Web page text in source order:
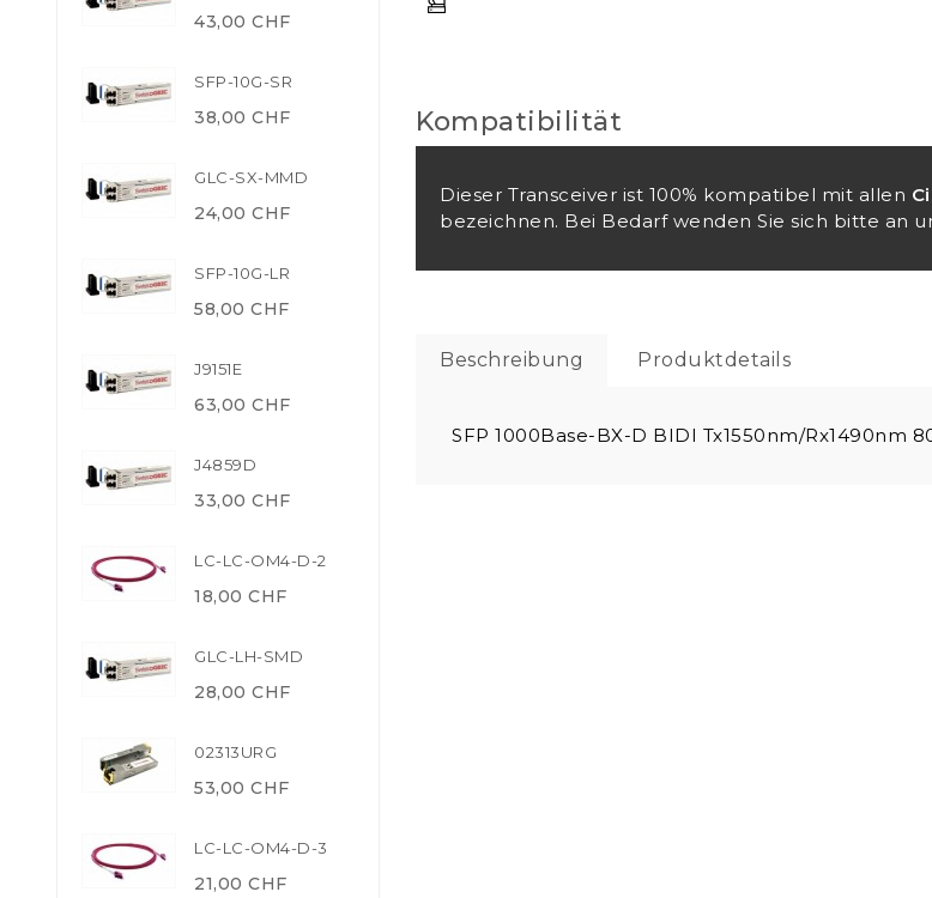
43,00 CHF
SFP-10G-SR
38,00 CHF
GLC-SX-MMD
24,00 CHF
SFP-10G-LR
58,00 CHF
J9151E
63,00 CHF
J4859D
33,00 CHF
LC-LC-OM4-D-2
18,00 CHF
GLC-LH-SMD
28,00 CHF
02313URG
53,00 CHF
LC-LC-OM4-D-3
21,00 CHF
Kompatibilität
Dieser Transceiver ist 100% kompatibel mit allen
bezeichnen. Bei Bedarf wenden Sie sich bitte an
Beschreibung Produktdetails
SFP 1000Base-BX-D BIDI Tx1550nm/Rx1490nm